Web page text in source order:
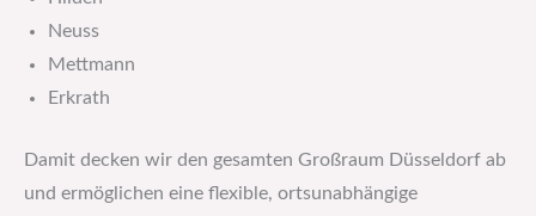
Neuss
Mettmann
Erkrath
Damit decken wir den gesamten Großraum Düsseldorf ab
und ermöglichen eine flexible, ortsunabhängige